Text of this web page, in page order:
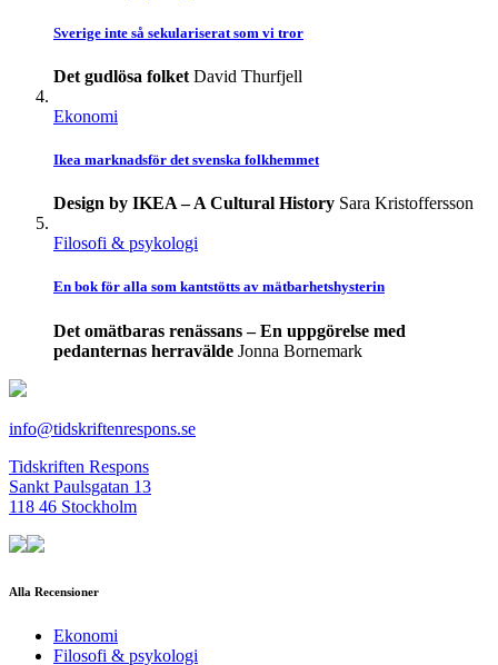
Sverige inte så sekulariserat som vi tror
Det gudlösa folket David Thurfjell
Ekonomi
Ikea marknadsför det svenska folkhemmet
Design by IKEA – A Cultural History Sara Kristoffersson
Filosofi & psykologi
En bok för alla som kantstötts av mätbarhetshysterin
Det omätbaras renässans – En uppgörelse med
pedanternas herravälde Jonna Bornemark
info@tidskriftenrespons.se
Tidskriften Respons
Sankt Paulsgatan 13
118 46 Stockholm
Alla Recensioner
Ekonomi
Filosofi & psykologi